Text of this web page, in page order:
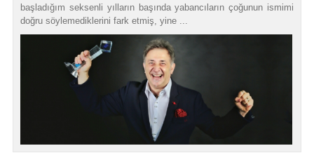
başladığım seksenli yılların başında yabancıların çoğunun ismimi
doğru söylemediklerini fark etmiş, yine ...